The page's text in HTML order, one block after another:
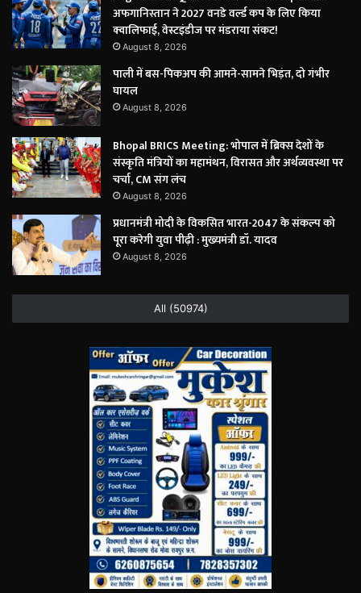
अफगानिस्तान ने 2027 वनडे वर्ल्ड कप के लिए किया
क्वालिफाई, वेस्टइंडीज पर मंडराया संकट!
August 8, 2026
पाली में बस-पिकअप की आमने-सामने भिड़ंत, दो गंभीर
घायल
August 8, 2026
Bhopal BRICS Meeting: भोपाल में ब्रिक्स देशों के
संस्कृति मंत्रियों का महामंथन, विरासत और अर्थव्यवस्था पर
चर्चा, CM संग लंच
August 8, 2026
प्रधानमंत्री मोदी के विकसित भारत-2047 के संकल्प को
पूरा करेगी युवा पीढ़ी : मुख्यमंत्री डॉ. यादव
August 8, 2026
All (50974)